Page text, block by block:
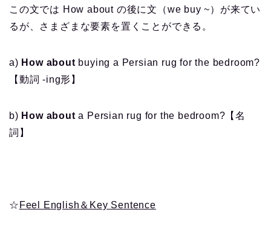
この文では How about の後に文（we buy ~）が来てい
るが、さまざまな要素を置くことができる。
a) How about buying a Persian rug for the bedroom?
【動詞 -ing形】
b) How abouta Persian rug for the bedroom?【名
詞】
☆ Feel English＆Key Sentence